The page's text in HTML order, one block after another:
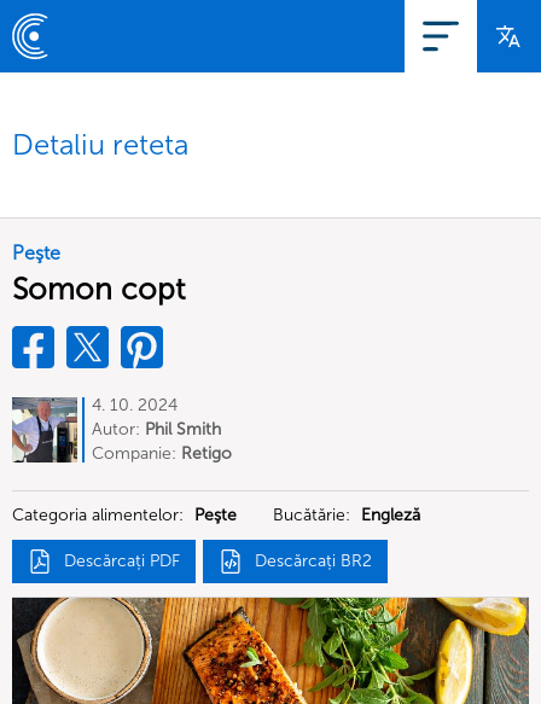
Detaliu reteta
Peşte
Somon copt
4. 10. 2024
Autor: Phil Smith
Companie: Retigo
Categoria alimentelor: Peşte Bucătărie: Engleză
Descărcați PDF Descărcați BR2